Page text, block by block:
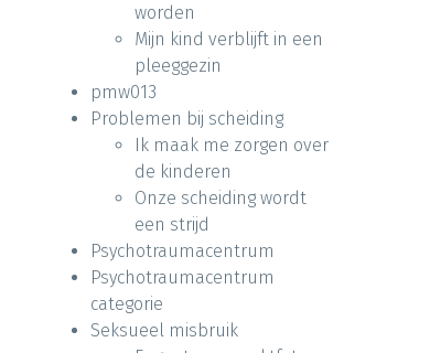
worden
Mijn kind verblijft in een
pleeggezin
pmw013
Problemen bij scheiding
Ik maak me zorgen over
de kinderen
Onze scheiding wordt
een strijd
Psychotraumacentrum
Psychotraumacentrum
categorie
Seksueel misbruik